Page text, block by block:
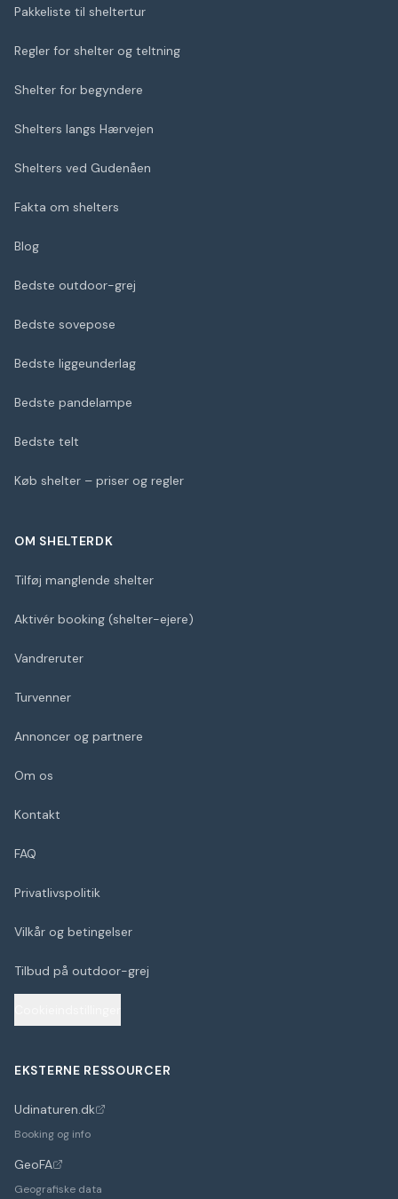
Pakkeliste til sheltertur
Regler for shelter og teltning
Shelter for begyndere
Shelters langs Hærvejen
Shelters ved Gudenåen
Fakta om shelters
Blog
Bedste outdoor-grej
Bedste sovepose
Bedste liggeunderlag
Bedste pandelampe
Bedste telt
Køb shelter – priser og regler
OM SHELTERDK
Tilføj manglende shelter
Aktivér booking (shelter-ejere)
Vandreruter
Turvenner
Annoncer og partnere
Om os
Kontakt
FAQ
Privatlivspolitik
Vilkår og betingelser
Tilbud på outdoor-grej
EKSTERNE RESSOURCER
Udinaturen.dk
(åbner i nyt faneblad)
Booking og info
GeoFA
(åbner i nyt faneblad)
Geografiske data